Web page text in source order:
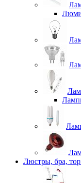
Люстры, бра,